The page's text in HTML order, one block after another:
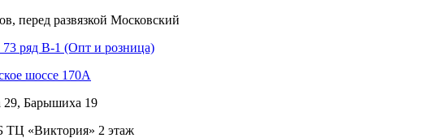
перед развязкой Московский
ряд B-1 (Опт и розница)
шоссе 170А
29, Барышиха 19
ТЦ «Виктория» 2 этаж